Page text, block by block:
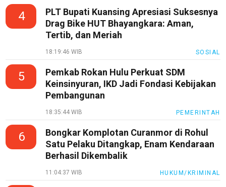
4
PLT Bupati Kuansing Apresiasi Suksesnya
Drag Bike HUT Bhayangkara: Aman,
Tertib, dan Meriah
18:19:46 WIB SOSIAL
5
Pemkab Rokan Hulu Perkuat SDM
Keinsinyuran, IKD Jadi Fondasi Kebijakan
Pembangunan
18:35:44 WIB PEMERINTAH
6
Bongkar Komplotan Curanmor di Rohul
Satu Pelaku Ditangkap, Enam Kendaraan
Berhasil Dikembalik
11:04:37 WIB HUKUM/KRIMINAL